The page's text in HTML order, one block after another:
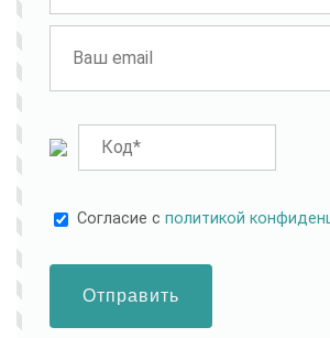
Cогласие сполитикой
Отправить